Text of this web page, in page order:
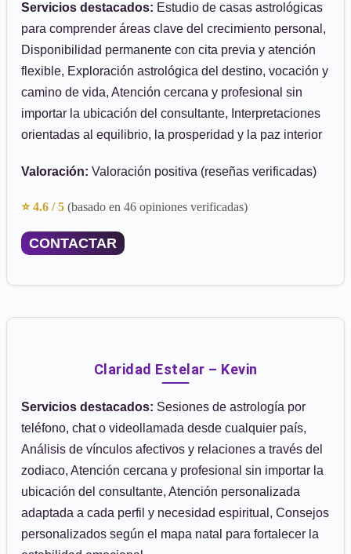
Servicios destacados: Estudio de casas astrológicas
para comprender áreas clave del crecimiento personal,
Disponibilidad permanente con cita previa y atención
flexible, Exploración astrológica del destino, vocación y
camino de vida, Atención cercana y profesional sin
importar la ubicación del consultante, Interpretaciones
orientadas al equilibrio, la prosperidad y la paz interior
Valoración: Valoración positiva (reseñas verificadas)
⭐ 4.6 / 5 (basado en 46 opiniones verificadas)
CONTACTAR
Claridad Estelar – Kevin
Servicios destacados: Sesiones de astrología por
teléfono, chat o videollamada desde cualquier país,
Análisis de vínculos afectivos y relaciones a través del
zodiaco, Atención cercana y profesional sin importar la
ubicación del consultante, Atención personalizada
adaptada a cada perfil y necesidad espiritual, Consejos
personalizados según el mapa natal para fortalecer la